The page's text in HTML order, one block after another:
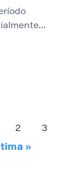
um
2
3
»